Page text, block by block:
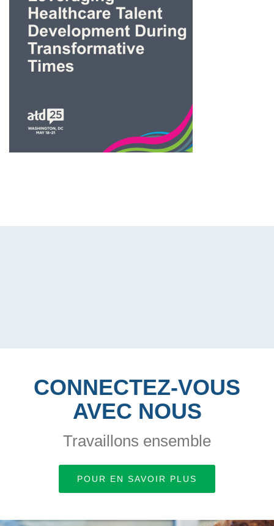
CONNECTEZ-VOUS
AVEC NOUS
Travaillons ensemble
POUR EN SAVOIR PLUS